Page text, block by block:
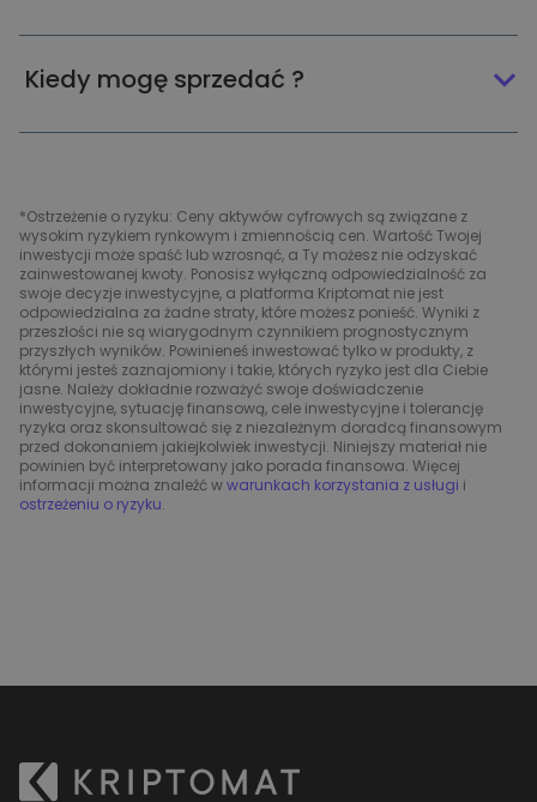
Kiedy mogę sprzedać ?
*Ostrzeżenie o ryzyku: Ceny aktywów cyfrowych są związane z
wysokim ryzykiem rynkowym i zmiennością cen. Wartość Twojej
inwestycji może spaść lub wzrosnąć, a Ty możesz nie odzyskać
zainwestowanej kwoty. Ponosisz wyłączną odpowiedzialność za
swoje decyzje inwestycyjne, a platforma Kriptomat nie jest
odpowiedzialna za żadne straty, które możesz ponieść. Wyniki z
przeszłości nie są wiarygodnym czynnikiem prognostycznym
przyszłych wyników. Powinieneś inwestować tylko w produkty, z
którymi jesteś zaznajomiony i takie, których ryzyko jest dla Ciebie
jasne. Należy dokładnie rozważyć swoje doświadczenie
inwestycyjne, sytuację finansową, cele inwestycyjne i tolerancję
ryzyka oraz skonsultować się z niezależnym doradcą finansowym
przed dokonaniem jakiejkolwiek inwestycji. Niniejszy materiał nie
powinien być interpretowany jako porada finansowa. Więcej
informacji można znaleźć wwarunkach korzystania z usługi i
ostrzeżeniu o ryzyku.